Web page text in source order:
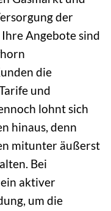
der
Angebote sind
die
und
lohnt sich
hinaus, denn
mitunter äußerst
Bei
aktiver
um die